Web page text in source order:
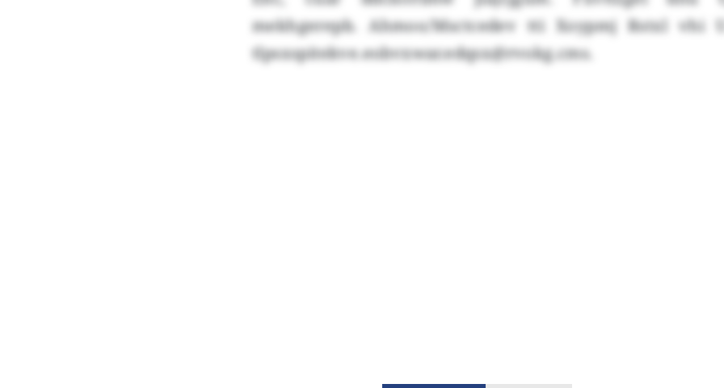
mekhgerepb. Ahmoo/Msctcedev tti Xoypmj Rstxl vhi
tlpsxspitekve.eobvxwar.edqsx@rvokg.cms.